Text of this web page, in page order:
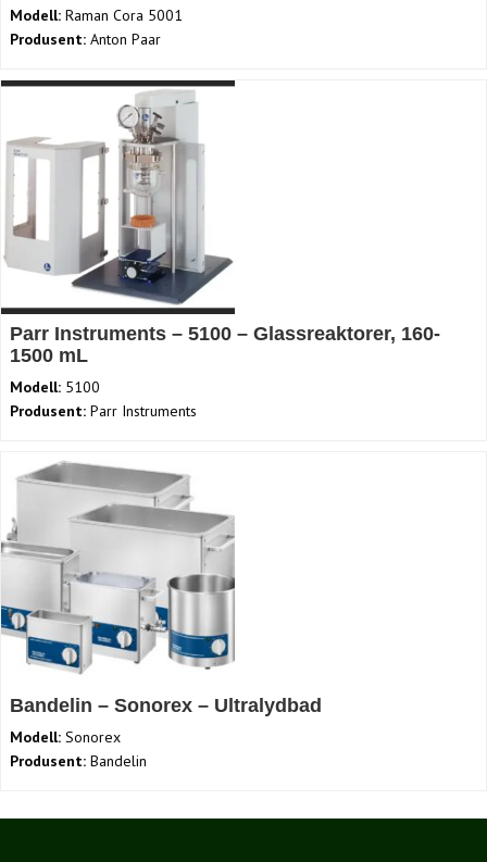
Modell: Raman Cora 5001
Produsent: Anton Paar
Parr Instruments – 5100 – Glassreaktorer, 160-
1500 mL
Modell: 5100
Produsent: Parr Instruments
Bandelin – Sonorex – Ultralydbad
Modell: Sonorex
Produsent: Bandelin